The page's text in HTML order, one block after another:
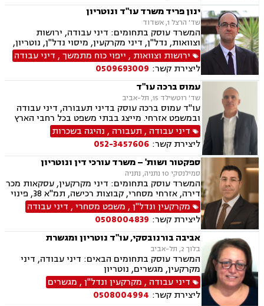
ינון פריד משרד עו"ד ונוטריון
שד' הרצל 1, אשדוד
המשרד עוסק בתחומים: דיני עבודה, ירושות
וצוואות, נדל"ן, דיני מקרקעין, מיסוי נדל"ן, נוטריון,
עסקאות מכר דירה, דיני חברות, ליטיגציה, דיני
חוזים, ערבויות ושטרות , פינוי מושכר, אזרחי מסחרי
ירושות וצוואות , ייפוי כוח מתמשך, דיני עבודה
ליצירת קשר: 0509693009
עמוס ברכה עו"ד
שד' רוטשילד 15, תל-אביב
עו"ד עמוס ברכה עוסק בדיני תעבורה, דיני עבודה
ובמשפט אזרחי. מייצג בבתי משפט בכל רחבי הארץ
ובכל הערכאות. בהתאם לצרכי הלקוח מותאמים
השירותים המשפטיים הנחוצים לו, על מנת לתת לכל
לקוח את הטיפול המשפטי הטוב ביותר.
דיני עבודה , תעבורה , נהיגה בשכרות
ליצירת קשר: 052-3457606
ספקטור ושות' – משרד עורכי דין ונוטריון
סמילנסקי 10 נתניה, נתניה
המשרד עוסק בתחומים: דיני מקרקעין, עסקאות מכר
דירה, אזרחי מסחרי, קבוצות רכישה, תמ"א 38, פינוי
בינוי, פינוי מושכר, נדל"ן, מיסוי נדל"ן, ליטיגציה,
גישור ובוררויות, דיור מוגן, דיירות מוגנת , דיני
חוזים, דיני עבודה, דיני תאגידים, זכויות נשים
בהריון, ליווי עסקי
מקרקעין ונדל"ן, משפט מסחרי, דיני עבודה
ליצירת קשר: 0508004839
אביבה בורנובסקי, עו"ד נוטריון ומגשרת
בלוך 2, תל-אביב
המשרד עוסק בתחומים הבאים: דיני עבודה, דיני
מקרקעין, מגשרים, נוטריון
דיני עבודה , מקרקעין ונדל"ן, מגשרים
ליצירת קשר: 0508004994